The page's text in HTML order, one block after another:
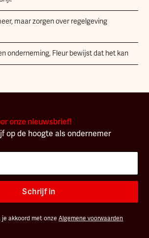
maar zorgen over regelgeving
onderneming, Fleur bewijst dat het kan
onze nieuwsbrief!
op de hoogte als ondernemer
Schrijf in
je akkoord met onzeAlgemene voorwaarden